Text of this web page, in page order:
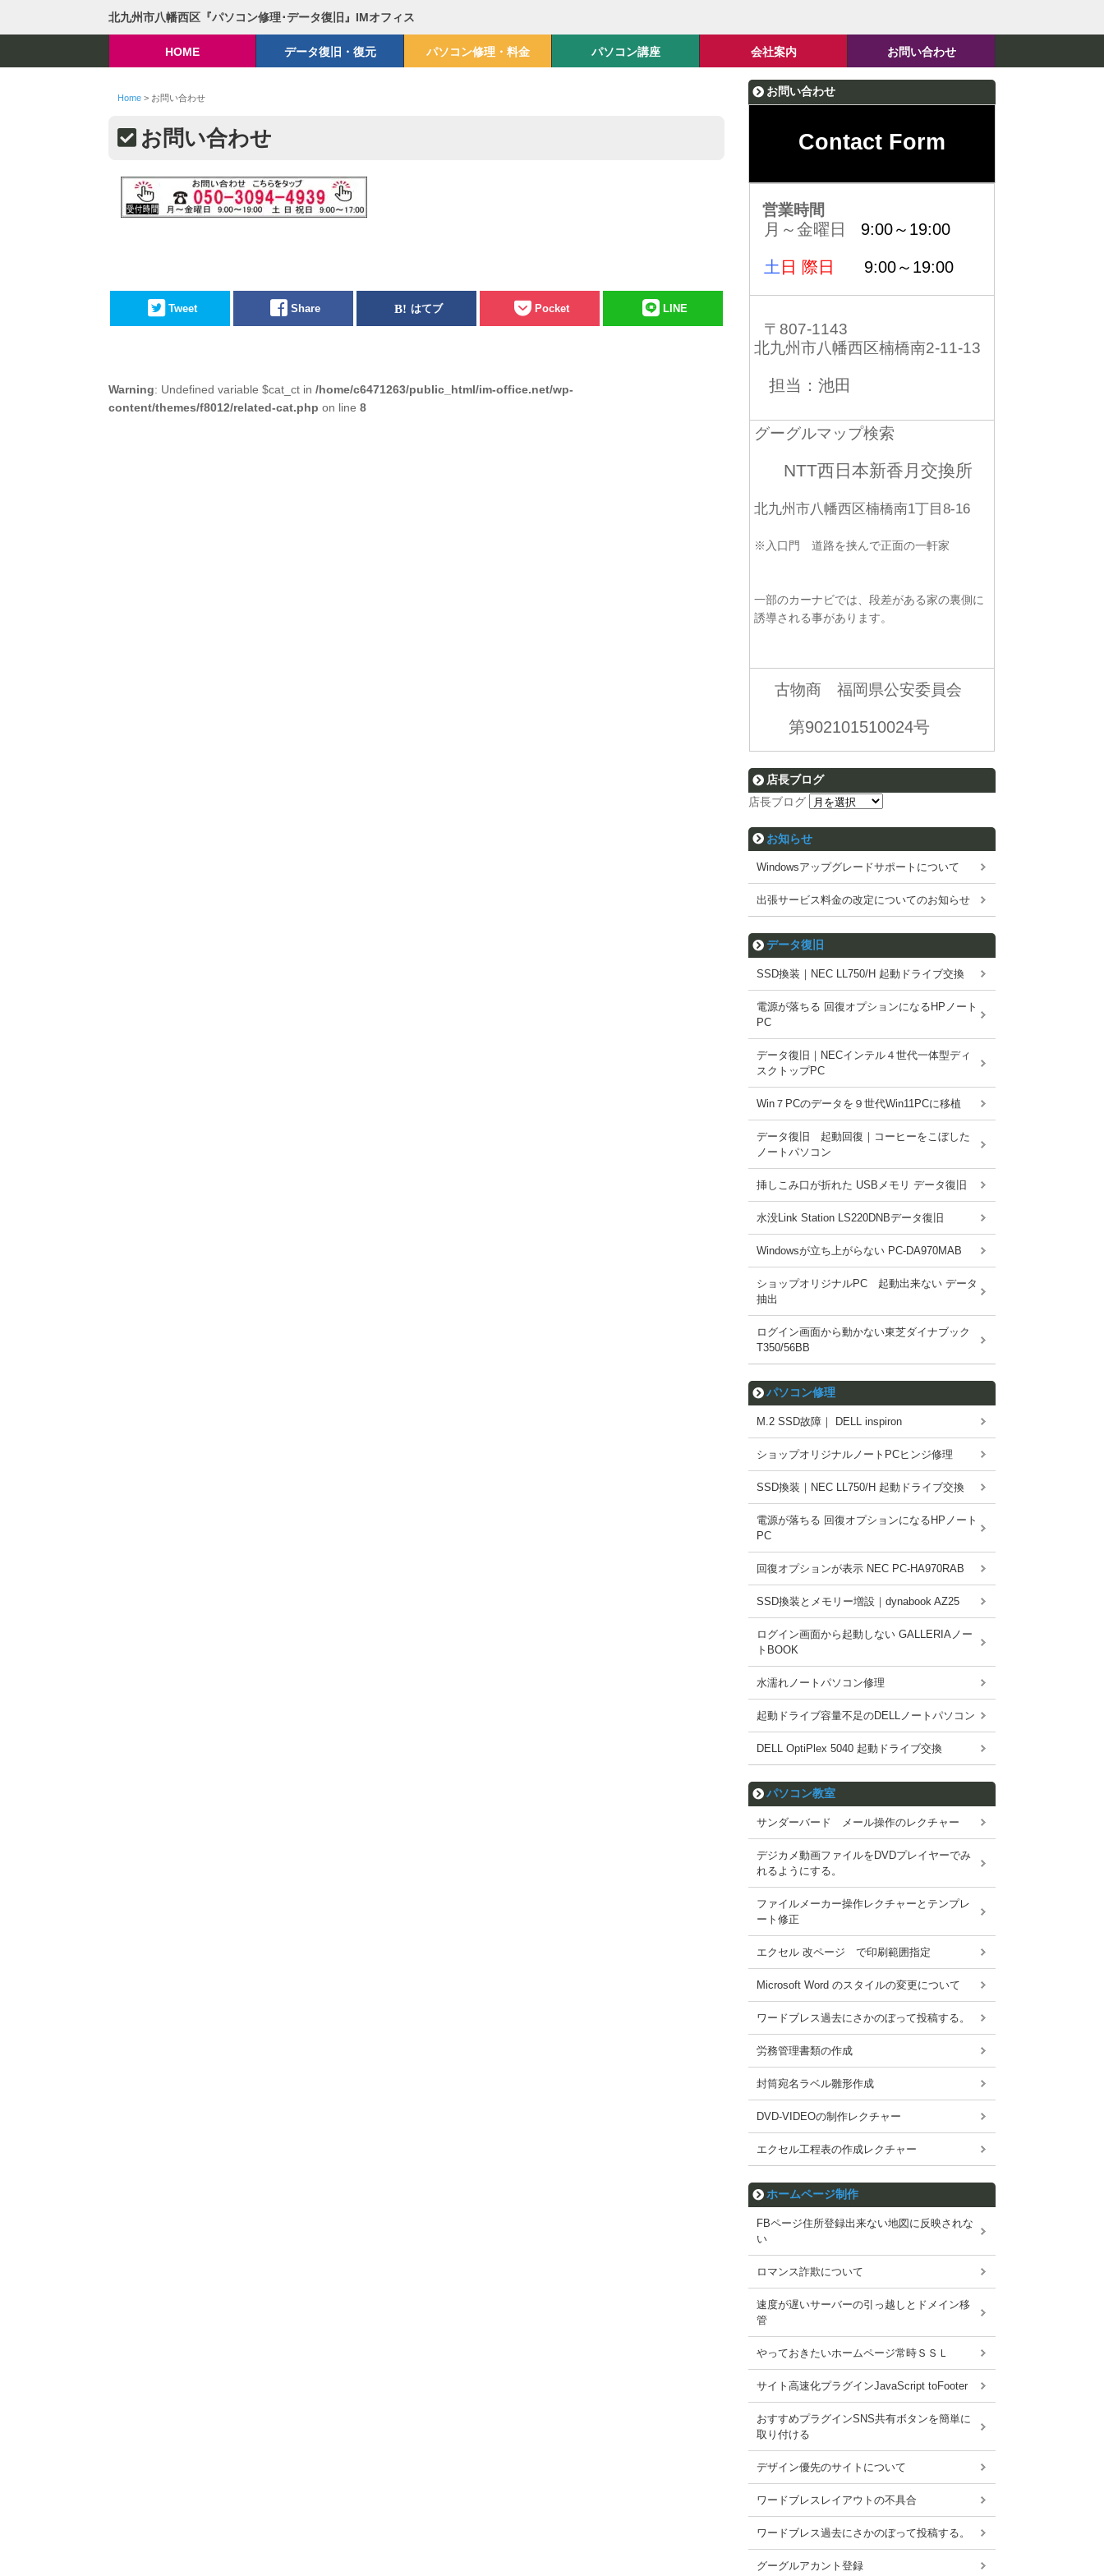
北九州市八幡西区『パソコン修理･データ復旧』IMオフィス
HOME データ復旧・復元 パソコン修理・料金 パソコン講座 会社案内 お問い合わせ
Home> お問い合わせ
お問い合わせ
Tweet Share はてブ Pocket LINE
Warning: Undefined variable $cat_ct in /home/c6471263/public_html/im-office.net/wp-
content/themes/f8012/related-cat.php on line 8
お問い合わせ
Contact Form
営業時間
月～金曜日 9:00～19:00
土 日 際日 9:00～19:00
〒807-1143
北九州市八幡西区楠橋南2-11-13
担当：池田
グーグルマップ検索
NTT西日本新香月交換所
北九州市八幡西区楠橋南1丁目8-16
※入口門 道路を挟んで正面の一軒家
一部のカーナビでは、段差がある家の裏側に
誘導される事があります。
古物商 福岡県公安委員会
第902101510024号
店長ブログ
店長ブログ
お知らせ
Windowsアップグレードサポートについて
出張サービス料金の改定についてのお知らせ
データ復旧
SSD換装｜NEC LL750/H 起動ドライブ交換
電源が落ちる 回復オプションになるHPノート
PC
データ復旧｜NECインテル４世代一体型ディ
スクトップPC
Win７PCのデータを９世代Win11PCに移植
データ復旧 起動回復｜コーヒーをこぼした
ノートパソコン
挿しこみ口が折れた USBメモリ データ復旧
水没Link Station LS220DNBデータ復旧
Windowsが立ち上がらない PC-DA970MAB
ショップオリジナルPC 起動出来ない データ
抽出
ログイン画面から動かない東芝ダイナブック
T350/56BB
パソコン修理
M.2 SSD故障｜ DELL inspiron
ショップオリジナルノートPCヒンジ修理
SSD換装｜NEC LL750/H 起動ドライブ交換
電源が落ちる 回復オプションになるHPノート
PC
回復オプションが表示 NEC PC-HA970RAB
SSD換装とメモリー増設｜dynabook AZ25
ログイン画面から起動しない GALLERIAノー
トBOOK
水濡れノートパソコン修理
起動ドライブ容量不足のDELLノートパソコン
DELL OptiPlex 5040 起動ドライブ交換
パソコン教室
サンダーバード メール操作のレクチャー
デジカメ動画ファイルをDVDプレイヤーでみ
れるようにする。
ファイルメーカー操作レクチャーとテンプレ
ート修正
エクセル 改ページ で印刷範囲指定
Microsoft Word のスタイルの変更について
ワードブレス過去にさかのぼって投稿する。
労務管理書類の作成
封筒宛名ラベル雛形作成
DVD-VIDEOの制作レクチャー
エクセル工程表の作成レクチャー
ホームページ制作
FBページ住所登録出来ない地図に反映されな
い
ロマンス詐欺について
速度が遅いサーバーの引っ越しとドメイン移
管
やっておきたいホームページ常時ＳＳＬ
サイト高速化プラグインJavaScript toFooter
おすすめプラグインSNS共有ボタンを簡単に
取り付ける
デザイン優先のサイトについて
ワードブレスレイアウトの不具合
ワードブレス過去にさかのぼって投稿する。
グーグルアカント登録